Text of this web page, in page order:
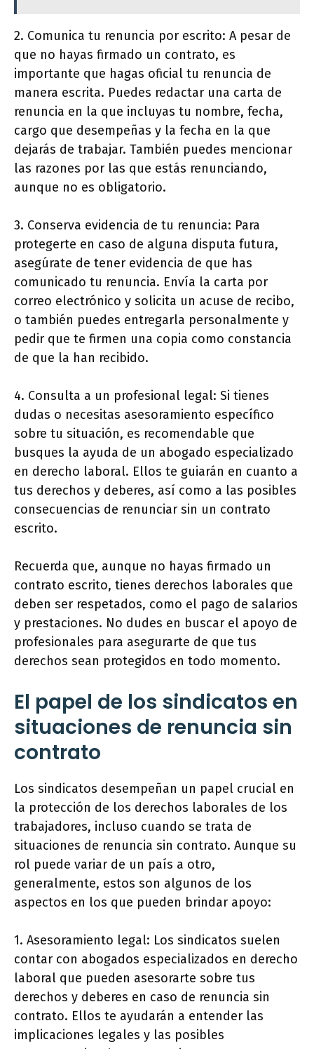
2. Comunica tu renuncia por escrito: A pesar de
que no hayas firmado un contrato, es
importante que hagas oficial tu renuncia de
manera escrita. Puedes redactar una carta de
renuncia en la que incluyas tu nombre, fecha,
cargo que desempeñas y la fecha en la que
dejarás de trabajar. También puedes mencionar
las razones por las que estás renunciando,
aunque no es obligatorio.
3. Conserva evidencia de tu renuncia: Para
protegerte en caso de alguna disputa futura,
asegúrate de tener evidencia de que has
comunicado tu renuncia. Envía la carta por
correo electrónico y solicita un acuse de recibo,
o también puedes entregarla personalmente y
pedir que te firmen una copia como constancia
de que la han recibido.
4. Consulta a un profesional legal: Si tienes
dudas o necesitas asesoramiento específico
sobre tu situación, es recomendable que
busques la ayuda de un abogado especializado
en derecho laboral. Ellos te guiarán en cuanto a
tus derechos y deberes, así como a las posibles
consecuencias de renunciar sin un contrato
escrito.
Recuerda que, aunque no hayas firmado un
contrato escrito, tienes derechos laborales que
deben ser respetados, como el pago de salarios
y prestaciones. No dudes en buscar el apoyo de
profesionales para asegurarte de que tus
derechos sean protegidos en todo momento.
El papel de los sindicatos en
situaciones de renuncia sin
contrato
Los sindicatos desempeñan un papel crucial en
la protección de los derechos laborales de los
trabajadores, incluso cuando se trata de
situaciones de renuncia sin contrato. Aunque su
rol puede variar de un país a otro,
generalmente, estos son algunos de los
aspectos en los que pueden brindar apoyo:
1. Asesoramiento legal: Los sindicatos suelen
contar con abogados especializados en derecho
laboral que pueden asesorarte sobre tus
derechos y deberes en caso de renuncia sin
contrato. Ellos te ayudarán a entender las
implicaciones legales y las posibles